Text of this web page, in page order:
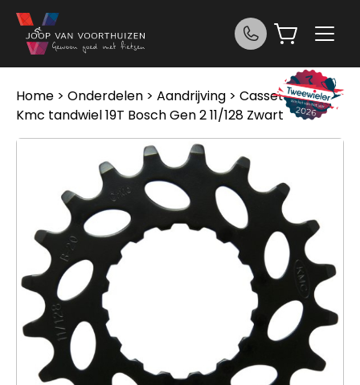
Ga naar de inhoud
Home > Onderdelen > Aandrijving > Cassettes>
Kmc tandwiel 19T Bosch Gen 2 11/128 Zwart